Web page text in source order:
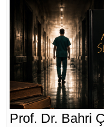
Prof. Dr. Bahri